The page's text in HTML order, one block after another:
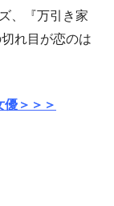
、『万引き家
れ目が恋のは
優＞＞＞